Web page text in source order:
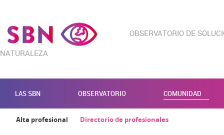
OBSERVATORIO DE
NATURALEZA
LAS SBN OBSERVATORIO COMUNIDAD
Alta profesional Directorio de profesionales